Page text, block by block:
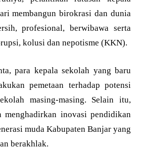
membangun birokrasi dan dunia
profesional, berwibawa serta
kolusi dan nepotisme (KKN).
para kepala sekolah yang baru
pemetaan terhadap potensi
masing-masing. Selain itu,
menghadirkan inovasi pendidikan
muda Kabupaten Banjar yang
berakhlak.